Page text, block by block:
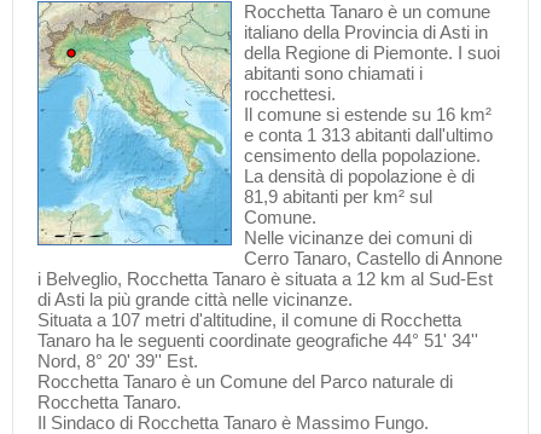
Rocchetta Tanaro è un comune
italiano della Provincia di Asti in
della Regione di Piemonte. I suoi
abitanti sono chiamati i
rocchettesi.
Il comune si estende su 16 km²
e conta 1 313 abitanti dall'ultimo
censimento della popolazione.
La densità di popolazione è di
81,9 abitanti per km² sul
Comune.
Nelle vicinanze dei comuni di
Cerro Tanaro, Castello di Annone
i Belveglio, Rocchetta Tanaro è situata a 12 km al Sud-Est
diAsti la più grande città nelle vicinanze.
Situata a 107 metri d'altitudine, il comune di Rocchetta
Tanaro ha le seguenti coordinate geografiche 44° 51' 34''
Nord, 8° 20' 39'' Est.
Rocchetta Tanaro è un Comune del Parco naturale di
Rocchetta Tanaro.
Il Sindaco di Rocchetta Tanaro è Massimo Fungo.